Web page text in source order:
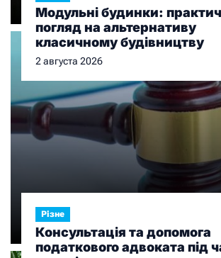
Модульні будинки:
погляд на альтернативу
класичному будівництву
2 августа 2026
Різне
Консультація та допомога
податкового адвоката під